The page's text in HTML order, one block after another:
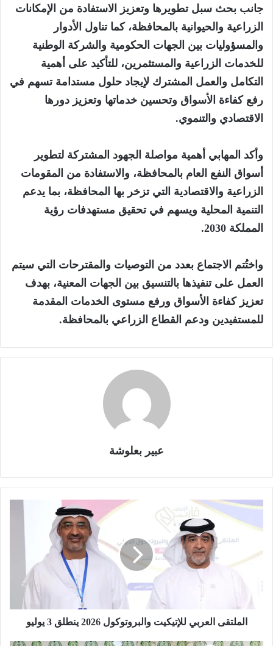
جانب بحث سبل تطويرها وتعزيز الاستفادة من الإمكانات
الزراعية والحيوانية بالمحافظة، كما تناول الأدوار
والمسؤوليات بين الجهات الحكومية والشركة الوطنية
للخدمات الزراعية والمستثمرين، للتأكيد على أهمية
التكامل والعمل المشترك لإيجاد حلول مستدامة تسهم في
رفع كفاءة الأسواق وتحسين خدماتها وتعزيز دورها
الاقتصادي والتنموي.
‏وأكد المهابي أهمية مواصلة الجهود المشتركة لتطوير
أسواق النفع العام بالمحافظة، والاستفادة من المقومات
الزراعية والاقتصادية التي تزخر بها المحافظة، بما يدعم
التنمية المحلية ويسهم في تحقيق مستهدفات رؤية
المملكة 2030.
‏واختُتم الاجتماع بعدد من التوصيات والمقترحات التي سيتم
العمل على تنفيذها بالتنسيق بين الجهات المعنية، بهدف
تعزيز كفاءة الأسواق ورفع مستوى الخدمات المقدمة
للمستفيدين ودعم القطاع الزراعي بالمحافظة.
عبير بعلوشة
ا
م
الملتقى العربي للإتيكيت والبروتوكول 2026 ينطلق 3 يوليو